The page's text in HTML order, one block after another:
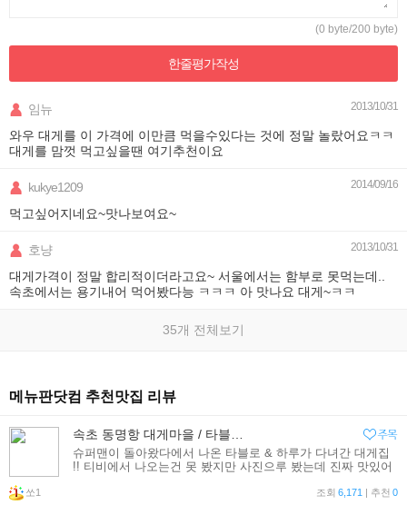
(0 byte/200 byte)
한줄평가작성
임뉴 2013/10/31
와우 대게를 이 가격에 이만큼 먹을수있다는 것에 정말 놀랐어요ㅋㅋ
대게를 맘껏 먹고싶을땐 여기추천이요
kukye1209 2014/09/16
먹고싶어지네요~맛나보여요~
호냥 2013/10/31
대게가격이 정말 합리적이더라고요~ 서울에서는 함부로 못먹는데..
속초에서는 용기내어 먹어봤다능 ㅋㅋㅋ 아 맛나요 대게~ㅋㅋ
35개 전체보기
메뉴판닷컴 추천맛집 리뷰
슈퍼맨이 돌아왔다에서 나온 타블로 & 하루가 다녀간 대게집
!! 티비에서 나오는건 못 봤지만 사진으루 봤는데 진짜 맛있어
쏘1 조회 6,171 | 추천 0